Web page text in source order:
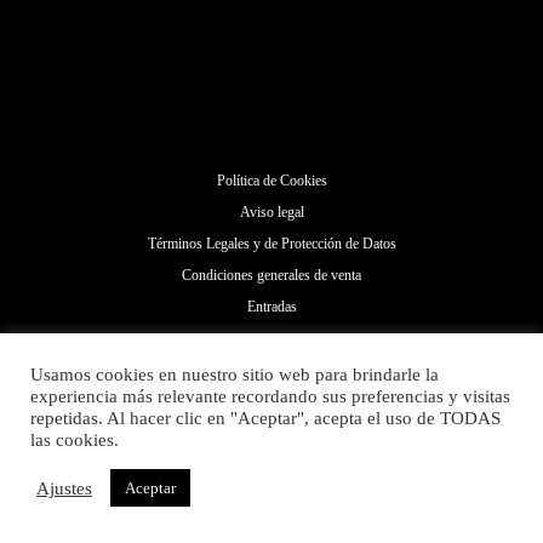
Política de Cookies
Aviso legal
Términos Legales y de Protección de Datos
Condiciones generales de venta
Entradas
Copyright © 2026 El Parking | Powered by Grupo Vela Beach
Usamos cookies en nuestro sitio web para brindarle la
experiencia más relevante recordando sus preferencias y visitas
repetidas. Al hacer clic en "Aceptar", acepta el uso de TODAS
las cookies.
Ajustes Aceptar